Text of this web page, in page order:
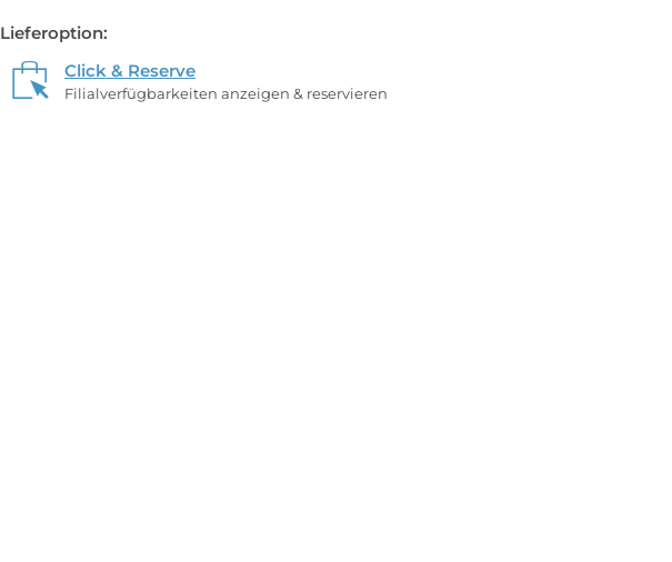
Lieferoption:
Click & Reserve
Filialverfügbarkeiten anzeigen & reservieren